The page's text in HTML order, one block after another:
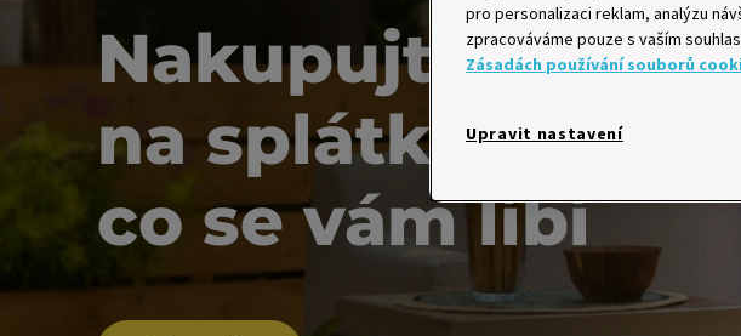
Nakupujte
na splátky,
co se vám líbí
pro personalizaci reklam, analýzu
zpracováváme pouze s vaším
Zásadách používání souborů
Upravit nastavení